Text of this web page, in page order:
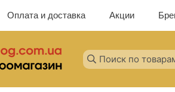
Оплата и доставка Акции